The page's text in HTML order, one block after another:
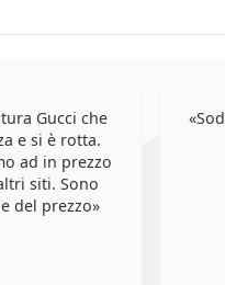
Gucci che
e si è rotta.
ad in prezzo
siti. Sono
del prezzo